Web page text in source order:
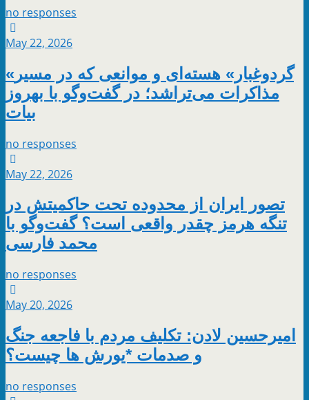
no responses
May 22, 2026
«گردوغبار» هسته‌ای و موانعی که در مسیر
مذاکرات می‌تراشد؛ در گفت‌وگو با بهروز
بیات
no responses
May 22, 2026
تصور ایران از محدوده تحت حاکمیتش در
تنگه هرمز چقدر واقعی است؟ گفت‌وگو با
محمد فارسی
no responses
May 20, 2026
امیرحسین لادن: تکلیف مردم با فاجعه جنگ
و صدمات *یورش ها چیست؟
no responses